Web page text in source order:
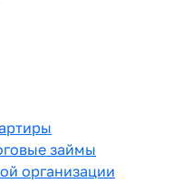
займы
организации